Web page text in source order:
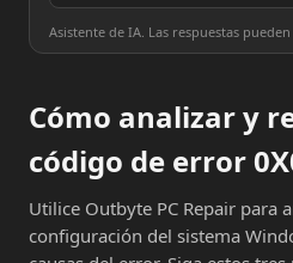
Asistente de IA. Las respuestas
Cómo analizar y
código de error
Utilice Outbyte PC Repair para
configuración del sistema